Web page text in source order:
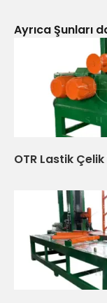
Ayrıca Şunları
OTR Lastik Çelik